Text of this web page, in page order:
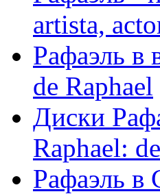
artista,
Рафаэль в
de Raphael
Диски
Raphael:
Рафаэль в